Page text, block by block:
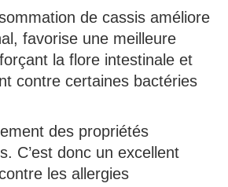
de cassis améliore
favorise une meilleure
la flore intestinale et
contre certaines bactéries
des propriétés
C’est donc un excellent
les allergies